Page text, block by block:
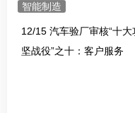
智能制造
12/15 汽车验厂审核“十大
坚战役”之十：客户服务